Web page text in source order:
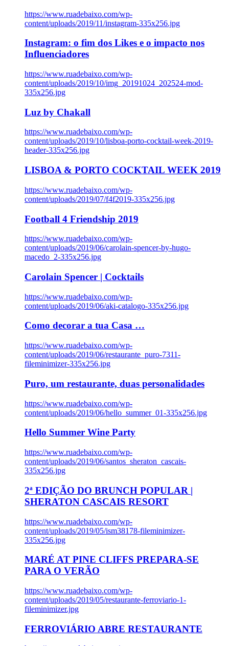
https://www.ruadebaixo.com/wp-
content/uploads/2019/11/instagram-335x256.jpg
Instagram: o fim dos Likes e o impacto nos
Influenciadores
https://www.ruadebaixo.com/wp-
content/uploads/2019/10/img_20191024_202524-mod-
335x256.jpg
Luz by Chakall
https://www.ruadebaixo.com/wp-
content/uploads/2019/10/lisboa-porto-cocktail-week-2019-
header-335x256.jpg
LISBOA & PORTO COCKTAIL WEEK 2019
https://www.ruadebaixo.com/wp-
content/uploads/2019/07/f4f2019-335x256.jpg
Football 4 Friendship 2019
https://www.ruadebaixo.com/wp-
content/uploads/2019/06/carolain-spencer-by-hugo-
macedo_2-335x256.jpg
Carolain Spencer | Cocktails
https://www.ruadebaixo.com/wp-
content/uploads/2019/06/aki-catalogo-335x256.jpg
Como decorar a tua Casa …
https://www.ruadebaixo.com/wp-
content/uploads/2019/06/restaurante_puro-7311-
fileminimizer-335x256.jpg
Puro, um restaurante, duas personalidades
https://www.ruadebaixo.com/wp-
content/uploads/2019/06/hello_summer_01-335x256.jpg
Hello Summer Wine Party
https://www.ruadebaixo.com/wp-
content/uploads/2019/06/santos_sheraton_cascais-
335x256.jpg
2ª EDIÇÃO DO BRUNCH POPULAR |
SHERATON CASCAIS RESORT
https://www.ruadebaixo.com/wp-
content/uploads/2019/05/ism38178-fileminimizer-
335x256.jpg
MARÉ AT PINE CLIFFS PREPARA-SE
PARA O VERÃO
https://www.ruadebaixo.com/wp-
content/uploads/2019/05/restaurante-ferroviario-1-
fileminimizer.jpg
FERROVIÁRIO ABRE RESTAURANTE